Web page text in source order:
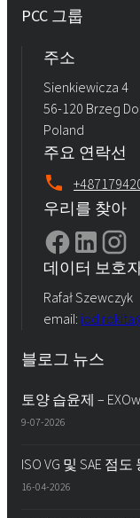
PCC 그룹
주소
Sienkiewicza 4
56-120 Brzeg
Poland
주요 연락선
우리를 찾아
데이터 보호
Rafał Szewczyk
email:
블로그 뉴스
토양 습윤제 –
9-07-2026
ISO VG 및 SAE 점
16-04-2026